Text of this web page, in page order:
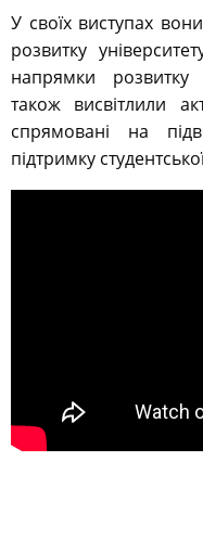
У своїх виступах
розвитку
напрямки розвитку
також висвітлили
спрямовані на
підтримку